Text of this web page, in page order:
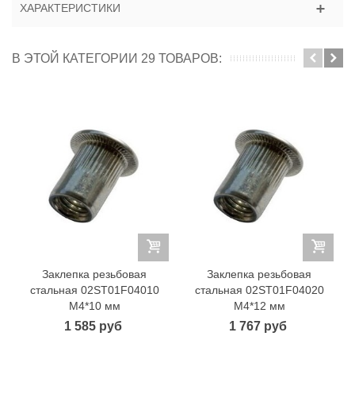
ХАРАКТЕРИСТИКИ
В ЭТОЙ КАТЕГОРИИ 29 ТОВАРОВ:
Заклепка резьбовая
стальная 02ST01F04010
M4*10 мм
1 585 руб
Заклепка резьбовая
стальная 02ST01F04020
M4*12 мм
1 767 руб